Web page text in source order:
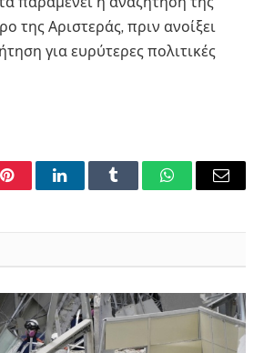
της Αριστεράς, πριν ανοίξει
για ευρύτερες πολιτικές
PinterestLinkedInTumblr WhatsAppEmail